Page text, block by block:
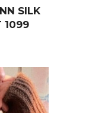
SILK
1099